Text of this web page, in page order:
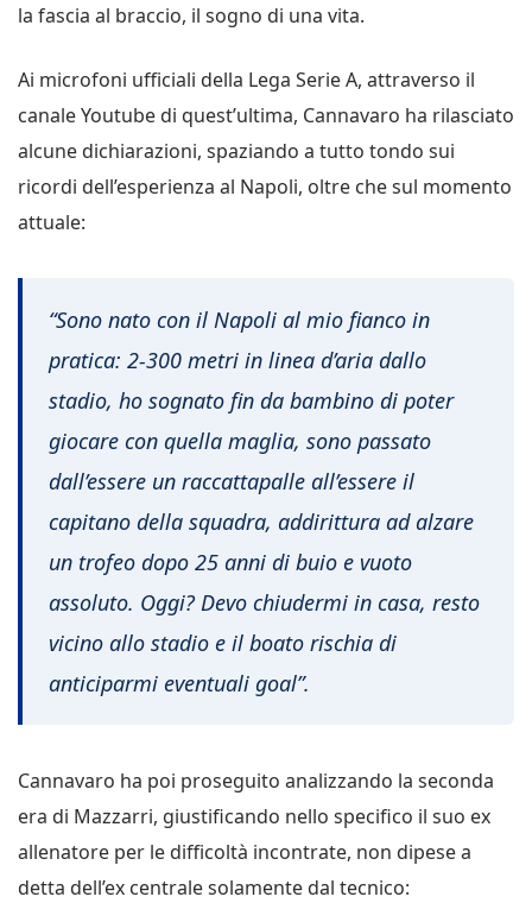
la fascia al braccio, il sogno di una vita.
Ai microfoni ufficiali della Lega Serie A, attraverso il
canale Youtube di quest’ultima, Cannavaro ha rilasciato
alcune dichiarazioni, spaziando a tutto tondo sui
ricordi dell’esperienza al Napoli, oltre che sul momento
attuale:
“Sono nato con il Napoli al mio fianco in
pratica: 2-300 metri in linea d’aria dallo
stadio, ho sognato fin da bambino di poter
giocare con quella maglia, sono passato
dall’essere un raccattapalle all’essere il
capitano della squadra, addirittura ad alzare
un trofeo dopo 25 anni di buio e vuoto
assoluto. Oggi? Devo chiudermi in casa, resto
vicino allo stadio e il boato rischia di
anticiparmi eventuali goal”.
Cannavaro ha poi proseguito analizzando la seconda
era di Mazzarri, giustificando nello specifico il suo ex
allenatore per le difficoltà incontrate, non dipese a
detta dell’ex centrale solamente dal tecnico: